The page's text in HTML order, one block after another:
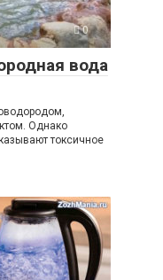
0
вода
Однако
токсичное